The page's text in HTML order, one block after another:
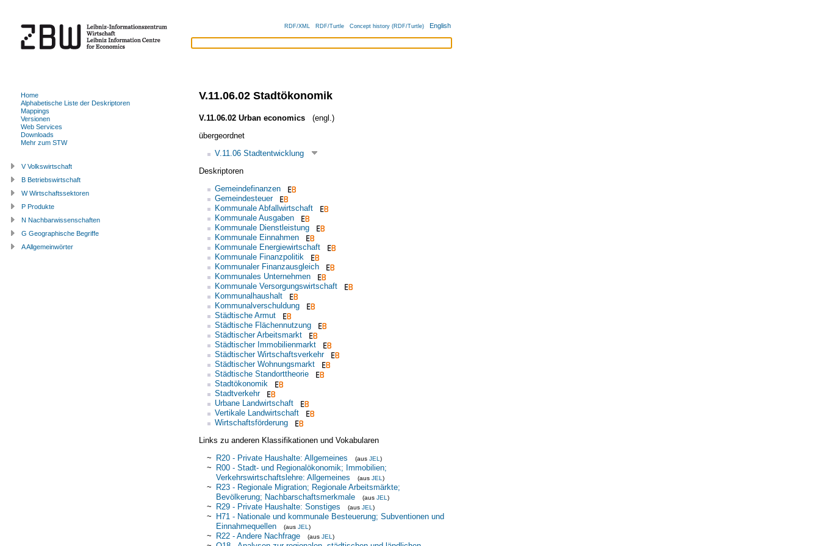
RDF/XML RDF/Turtle Concept history (RDF/Turtle) English
V.11.06.02 Stadtökonomik
V.11.06.02 Urban economics
(engl.)
übergeordnet
V.11.06 Stadtentwicklung
Deskriptoren
Gemeindefinanzen
Gemeindesteuer
Kommunale Abfallwirtschaft
Kommunale Ausgaben
Kommunale Dienstleistung
Kommunale Einnahmen
Kommunale Energiewirtschaft
Kommunale Finanzpolitik
Kommunaler Finanzausgleich
Kommunales Unternehmen
Kommunale Versorgungswirtschaft
Kommunalhaushalt
Kommunalverschuldung
Städtische Armut
Städtische Flächennutzung
Städtischer Arbeitsmarkt
Städtischer Immobilienmarkt
Städtischer Wirtschaftsverkehr
Städtischer Wohnungsmarkt
Städtische Standorttheorie
Stadtökonomik
Stadtverkehr
Urbane Landwirtschaft
Vertikale Landwirtschaft
Wirtschaftsförderung
Links zu anderen Klassifikationen und Vokabularen
~ R20 - Private Haushalte: Allgemeines (aus JEL )
~ R00 - Stadt- und Regionalökonomik; Immobilien;
Verkehrswirtschaftslehre: Allgemeines
(aus JEL )
~ R23 - Regionale Migration; Regionale Arbeitsmärkte;
Bevölkerung; Nachbarschaftsmerkmale
(aus JEL )
~ R29 - Private Haushalte: Sonstiges (aus JEL )
~ H71 - Nationale und kommunale Besteuerung; Subventionen und
Einnahmequellen
(aus JEL )
~ R22 - Andere Nachfrage (aus JEL )
Home
Alphabetische Liste der Deskriptoren
Mappings
Versionen
Web Services
Downloads
Mehr zum STW
V Volkswirtschaft
B Betriebswirtschaft
W Wirtschaftssektoren
P Produkte
N Nachbarwissenschaften
G Geographische Begriffe
A Allgemeinwörter